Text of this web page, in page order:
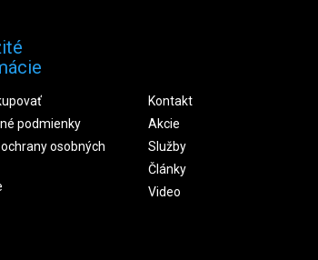
podmienky
osobných
Kontakt
Akcie
Služby
Články
Video